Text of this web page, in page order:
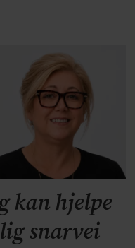
kan hjelpe
snarvei